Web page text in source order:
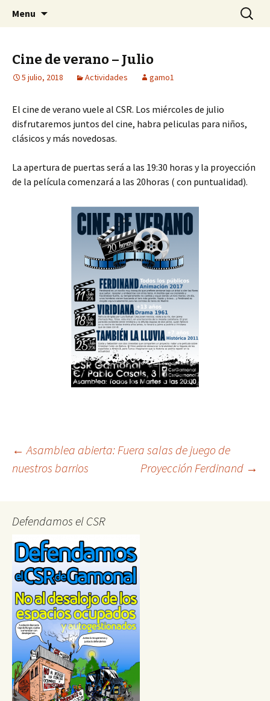
CSR Gamonal
Centro Social Recuperado Gamonal
Menu Buscar:
Cine de verano – Julio
5 julio, 2018 Actividades gamo1
El cine de verano vuele al CSR. Los miércoles de julio
disfrutaremos juntos del cine, habra peliculas para niños,
clásicos y más novedosas.
La apertura de puertas será a las 19:30 horas y la proyección
de la película comenzará a las 20horas ( con puntualidad).
Post
← Asamblea abierta: Fuera salas de juego de
nuestros barrios
Proyección Ferdinand →
Defendamos el CSR